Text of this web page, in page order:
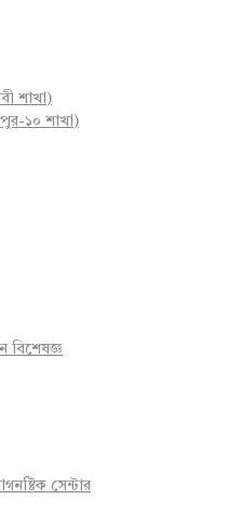
শাখা)
১০ শাখা)
বিশেষজ্ঞ
সেন্টার